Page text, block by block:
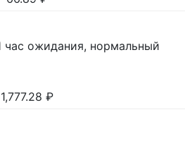
час ожидания, нормальный
1,777.28 ₽